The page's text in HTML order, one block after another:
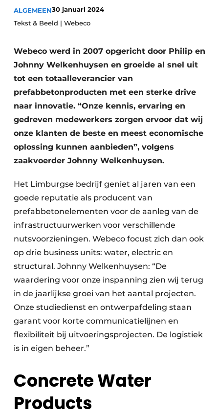
Vacatures
Video’s
ALGEMEEN30 januari 2024
Tekst & Beeld | Webeco
Webeco werd in 2007 opgericht door Philip en
Johnny Welkenhuysen en groeide al snel uit
tot een totaalleverancier van
prefabbetonproducten met een sterke drive
naar innovatie. “Onze kennis, ervaring en
gedreven medewerkers zorgen ervoor dat wij
onze klanten de beste en meest economische
oplossing kunnen aanbieden”, volgens
zaakvoerder Johnny Welkenhuysen.
Het Limburgse bedrijf geniet al jaren van een
goede reputatie als producent van
prefabbetonelementen voor de aanleg van de
infrastructuurwerken voor verschillende
nutsvoorzieningen. Webeco focust zich dan ook
op drie business units: water, electric en
structural. Johnny Welkenhuysen: “De
waardering voor onze inspanning zien wij terug
in de jaarlijkse groei van het aantal projecten.
Onze studiedienst en ontwerpafdeling staan
garant voor korte communicatielijnen en
flexibiliteit bij uitvoeringsprojecten. De logistiek
is in eigen beheer.”
Concrete Water
Products